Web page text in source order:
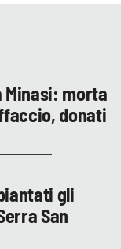
Minasi: morta
donati
gli
San